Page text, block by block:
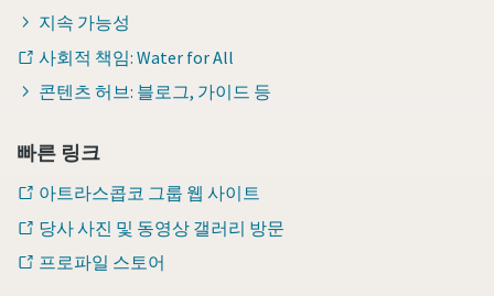
지속 가능성
사회적 책임: Water for All
콘텐츠 허브: 블로그, 가이드 등
빠른 링크
아트라스콥코 그룹 웹 사이트
당사 사진 및 동영상 갤러리 방문
프로파일 스토어